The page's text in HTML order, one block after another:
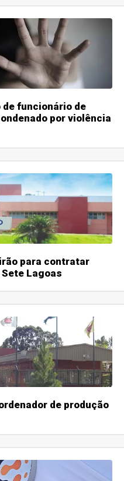
funcionário de
por violência
para contratar
Lagoas
de produção